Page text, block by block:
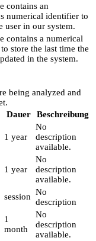
contains an
numerical identifier to
user in our system.
contains a numerical
store the last time the
in the system.
being analyzed and
Dauer Beschreibung
1 year
No
description
available.
1 year
No
description
available.
session No
description
1
month
No
description
available.